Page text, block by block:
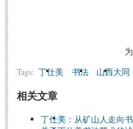
Tags: 丁仕美 书法 山西大同
相关文章
丁仕美：从矿山人走向